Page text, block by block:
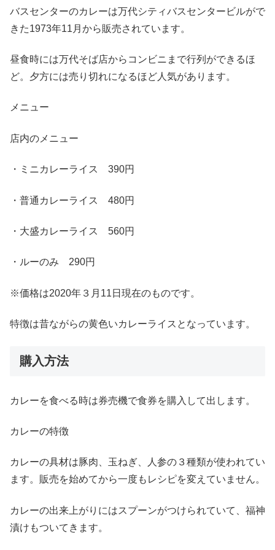
バスセンターのカレーは万代シティバスセンタービルがで
きた1973年11 月から販売されています。
昼食時には万代そば店からコンビニまで行列ができるほ
ど。夕方には売り切れになるほど人気があります。
メニュー
店内のメニュー
・ミニカレーライス 390円
・普通カレーライス 480円
・大盛カレーライス 560円
・ルーのみ 290円
※価格は2020年３月 11 日現在のものです。
特徴は昔ながらの黄色いカレーライスとなっています。
購入方法
カレーを食べる時は券売機で食券を購入して出します。
カレーの特徴
カレーの具材は豚肉、玉ねぎ、人参の３種類が使われてい
ます。販売を始めてから一度もレシピを変えていません。
カレーの出来上がりにはスプーンがつけられていて、福神
漬けもついてきます。